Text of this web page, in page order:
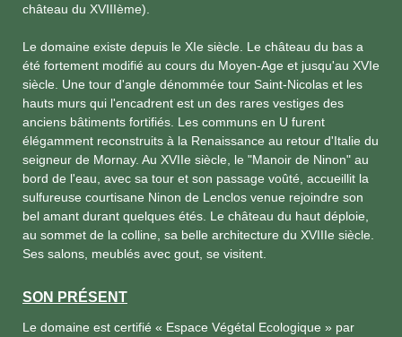
château du XVIIIème).
Le domaine existe depuis le XIe siècle. Le château du bas a
été fortement modifié au cours du Moyen-Age et jusqu'au XVIe
siècle. Une tour d'angle dénommée tour Saint-Nicolas et les
hauts murs qui l'encadrent est un des rares vestiges des
anciens bâtiments fortifiés. Les communs en U furent
élégamment reconstruits à la Renaissance au retour d'Italie du
seigneur de Mornay. Au XVIIe siècle, le "Manoir de Ninon" au
bord de l'eau, avec sa tour et son passage voûté, accueillit la
sulfureuse courtisane Ninon de Lenclos venue rejoindre son
bel amant durant quelques étés. Le château du haut déploie,
au sommet de la colline, sa belle architecture du XVIIIe siècle.
Ses salons, meublés avec gout, se visitent.
SON PRÉSENT
Le domaine est certifié « Espace Végétal Ecologique » par